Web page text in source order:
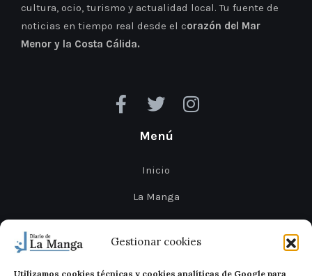
Gestionar cookies
Utilizamos cookies técnicas y cookies analíticas de Google para
cultura, ocio, turismo y actualidad local. Tu fuente de
noticias en tiempo real desde el corazón del Mar
Menor y la Costa Cálida.
Menú
Inicio
La Manga
Cabo de Palos
Mar Menor